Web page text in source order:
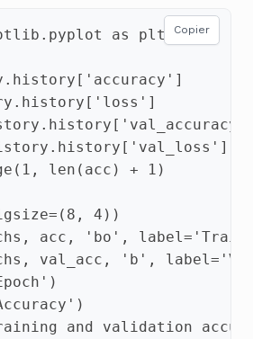
as plt
. history [ 'accuracy' ]
. history [ 'loss' ]
. history [ 'val_accuracy'
. history [ 'val_loss' ]
( 1 , len ( acc ) + 1 )
= ( 8 , 4 ))
, acc , 'bo' , label=
, val_acc , 'b' , label=
)
)
and validation
Copier